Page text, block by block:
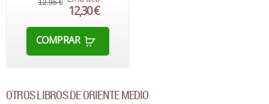
12,95 € 12,30 €
COMPRAR
OTROS LIBROS DE ORIENTE MEDIO